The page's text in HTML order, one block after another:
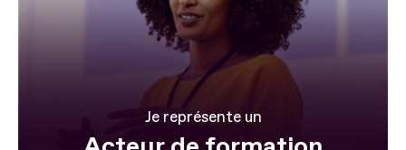
Je représente un